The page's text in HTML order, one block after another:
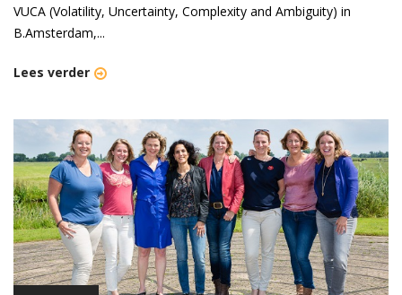
VUCA (Volatility, Uncertainty, Complexity and Ambiguity) in
B.Amsterdam,...
Lees verder